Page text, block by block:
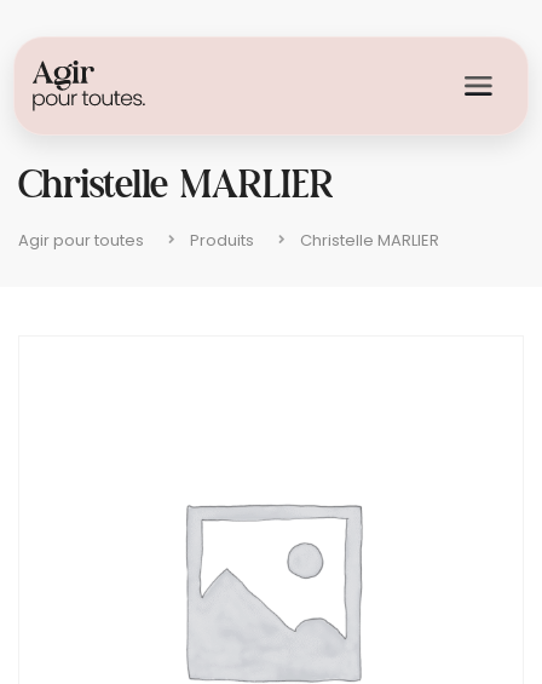
Christelle MARLIER
Agir pour toutes Produits Christelle MARLIER